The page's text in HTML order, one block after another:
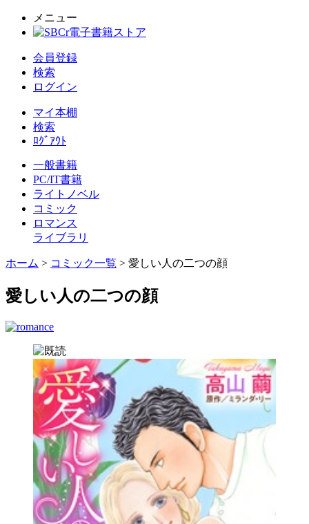
メニュー
会員登録
検索
ログイン
マイ本棚
検索
ﾛｸﾞｱｳﾄ
一般書籍
PC/IT書籍
ライトノベル
コミック
ロマンス
ライブラリ
ホーム > コミック一覧 > 愛しい人の二つの顔
愛しい人の二つの顔